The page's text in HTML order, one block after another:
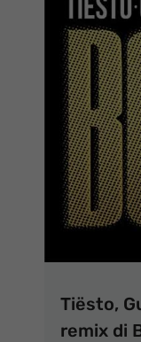
Tiësto,
remix di